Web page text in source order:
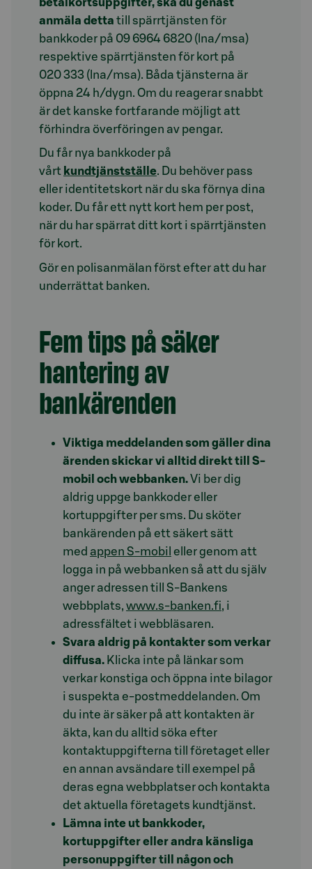
anmäla detta till spärrtjänsten för
bankkoder på 09 6964 6820 (lna/msa)
respektive spärrtjänsten för kort på
020 333 (lna/msa). Båda tjänsterna är
öppna 24 h/dygn. Om du reagerar snabbt
är det kanske fortfarande möjligt att
förhindra överföringen av pengar.
Du får nya bankkoder på
vårt kundtjänstställe. Du behöver pass
eller identitetskort när du ska förnya dina
koder. Du får ett nytt kort hem per post,
när du har spärrat ditt kort i spärrtjänsten
för kort.
Gör en polisanmälan först efter att du har
underrättat banken.
Fem tips på säker
hantering av
bankärenden
Viktiga meddelanden som gäller dina
ärenden skickar vi alltid direkt till S-
mobil och webbanken.Vi ber dig
aldrig uppge bankkoder eller
kortuppgifter per sms. Du sköter
bankärenden på ett säkert sätt
med appen S-mobil eller genom att
logga in på webbanken så att du själv
anger adressen till S-Bankens
webbplats, www.s-banken.fi, i
adressfältet i webbläsaren.
Svara aldrig på kontakter som verkar
diffusa. Klicka inte på länkar som
verkar konstiga och öppna inte bilagor
i suspekta e-postmeddelanden. Om
du inte är säker på att kontakten är
äkta, kan du alltid söka efter
kontaktuppgifterna till företaget eller
en annan avsändare till exempel på
deras egna webbplatser och kontakta
det aktuella företagets kundtjänst.
Lämna inte ut bankkoder,
kortuppgifter eller andra känsliga
personuppgifter till någon och